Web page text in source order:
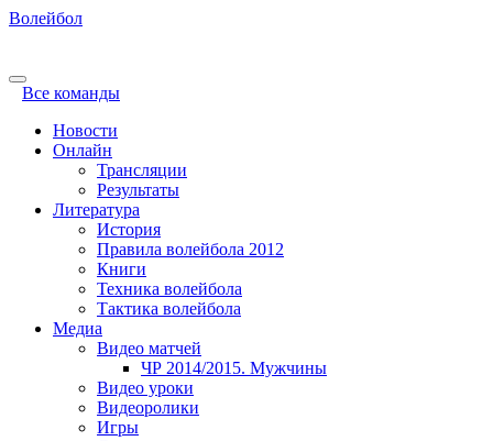
Волейбол
Все команды
Новости
Онлайн
Трансляции
Результаты
Литература
История
Правила волейбола 2012
Книги
Техника волейбола
Тактика волейбола
Медиа
Видео матчей
ЧР 2014/2015. Мужчины
Видео уроки
Видеоролики
Игры